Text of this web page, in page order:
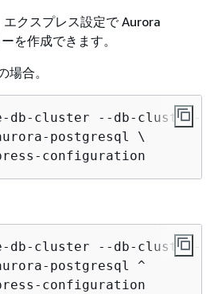
エクスプレス設定で Aurora
を作成できます。
場合。
db-cluster --db-cluster-
postgresql \
configuration
db-cluster --db-cluster-
postgresql ^
configuration